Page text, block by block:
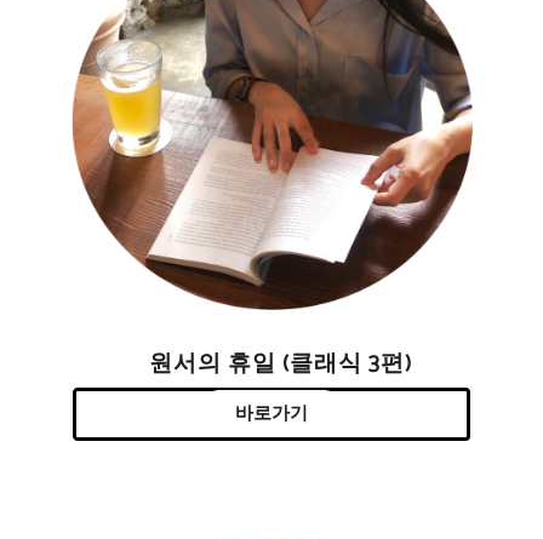
원서의 휴일 (클래식 3편)
바로가기